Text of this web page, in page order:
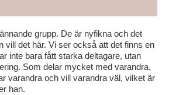
grupp. De är nyfikna och det
vill det här. Vi ser också att det finns en
inte bara fått starka deltagare, utan
Som delar mycket med varandra,
varandra och vill varandra väl, vilket är
han.